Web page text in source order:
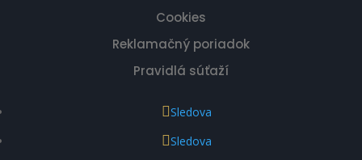
Cookies
Reklamačný poriadok
Pravidlá súťaží
Sledova
Sledova